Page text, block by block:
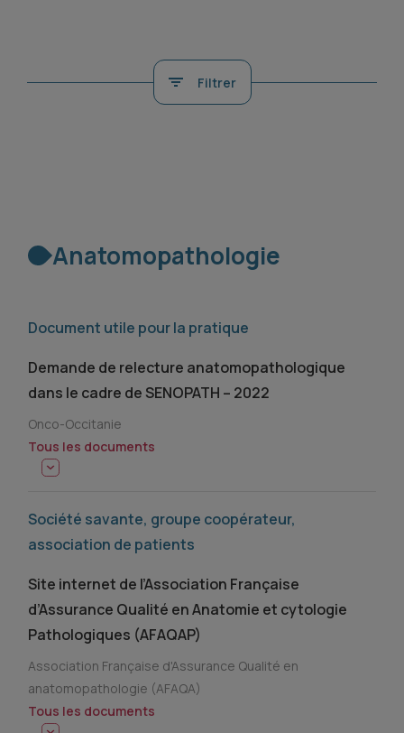
Filtrer
Anatomopathologie
Document utile pour la pratique
Demande de relecture anatomopathologique
dans le cadre de SENOPATH – 2022
Onco-Occitanie
Tous les documents
Société savante, groupe coopérateur,
association de patients
Site internet de l’Association Française
d’Assurance Qualité en Anatomie et cytologie
Pathologiques (AFAQAP)
Association Française d'Assurance Qualité en
anatomopathologie (AFAQA)
Tous les documents